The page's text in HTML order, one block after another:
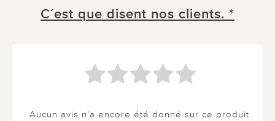
C´est que disent nos clients. *
Aucun avis n'a encore été donné sur ce produit.